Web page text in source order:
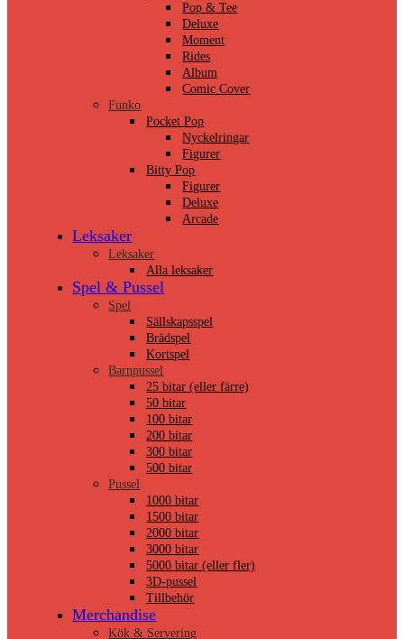
Pop & Tee
Deluxe
Moment
Rides
Album
Comic Cover
Funko
Pocket Pop
Nyckelringar
Figurer
Bitty Pop
Figurer
Deluxe
Arcade
Leksaker
Leksaker
Alla leksaker
Spel & Pussel
Spel
Sällskapsspel
Brädspel
Kortspel
Barnpussel
25 bitar (eller färre)
50 bitar
100 bitar
200 bitar
300 bitar
500 bitar
Pussel
1000 bitar
1500 bitar
2000 bitar
3000 bitar
5000 bitar (eller fler)
3D-pussel
Tillbehör
Merchandise
Kök & Servering